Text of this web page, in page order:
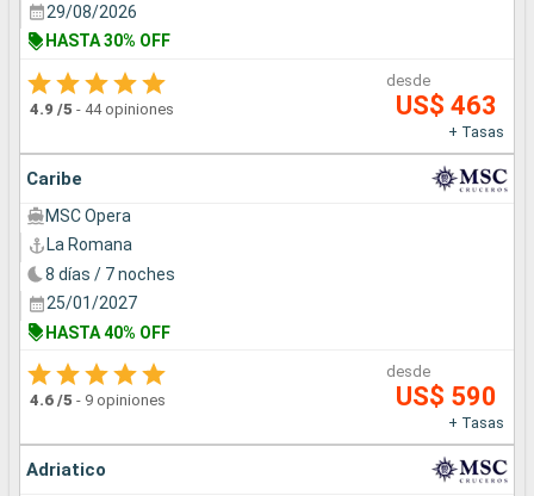
29/08/2026
HASTA 30% OFF
4.9 /5 - 44 opiniones
desde
US$ 463
+ Tasas
Caribe
MSC Opera
La Romana
8 días / 7 noches
25/01/2027
HASTA 40% OFF
4.6 /5 - 9 opiniones
desde
US$ 590
+ Tasas
Adriatico